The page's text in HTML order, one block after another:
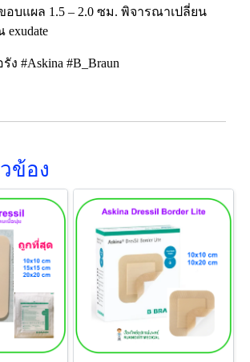
อบแผล 1.5 – 2.0 ซม. พิจารณาเปลี่ยน
ง #Askina #B_Braun
ข้อง